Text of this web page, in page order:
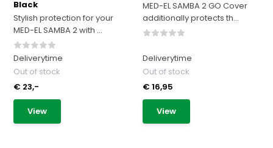
Black
Stylish protection for your
MED-EL SAMBA 2 with ...
Deliverytime
Out of stock
€ 23,-
View
MED-EL SAMBA 2 GO Cover
additionally protects th...
Deliverytime
Out of stock
€ 16,95
View